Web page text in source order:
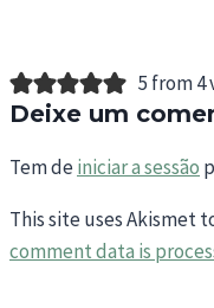
5 from 4
Deixe um
Tem deiniciar a sessão
This site uses Akismet
comment data is